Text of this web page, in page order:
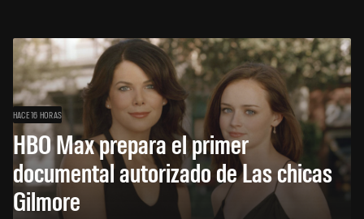
HACE 16 HORAS
HBO Max prepara el primer
documental autorizado de Las chicas
Gilmore